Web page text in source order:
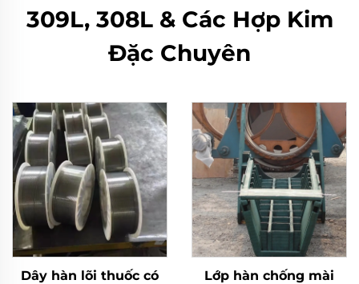
309L, 308L & Các Hợp Kim
Đặc Chuyên
Dây hàn lõi thuốc có
Lớp hàn chống mài